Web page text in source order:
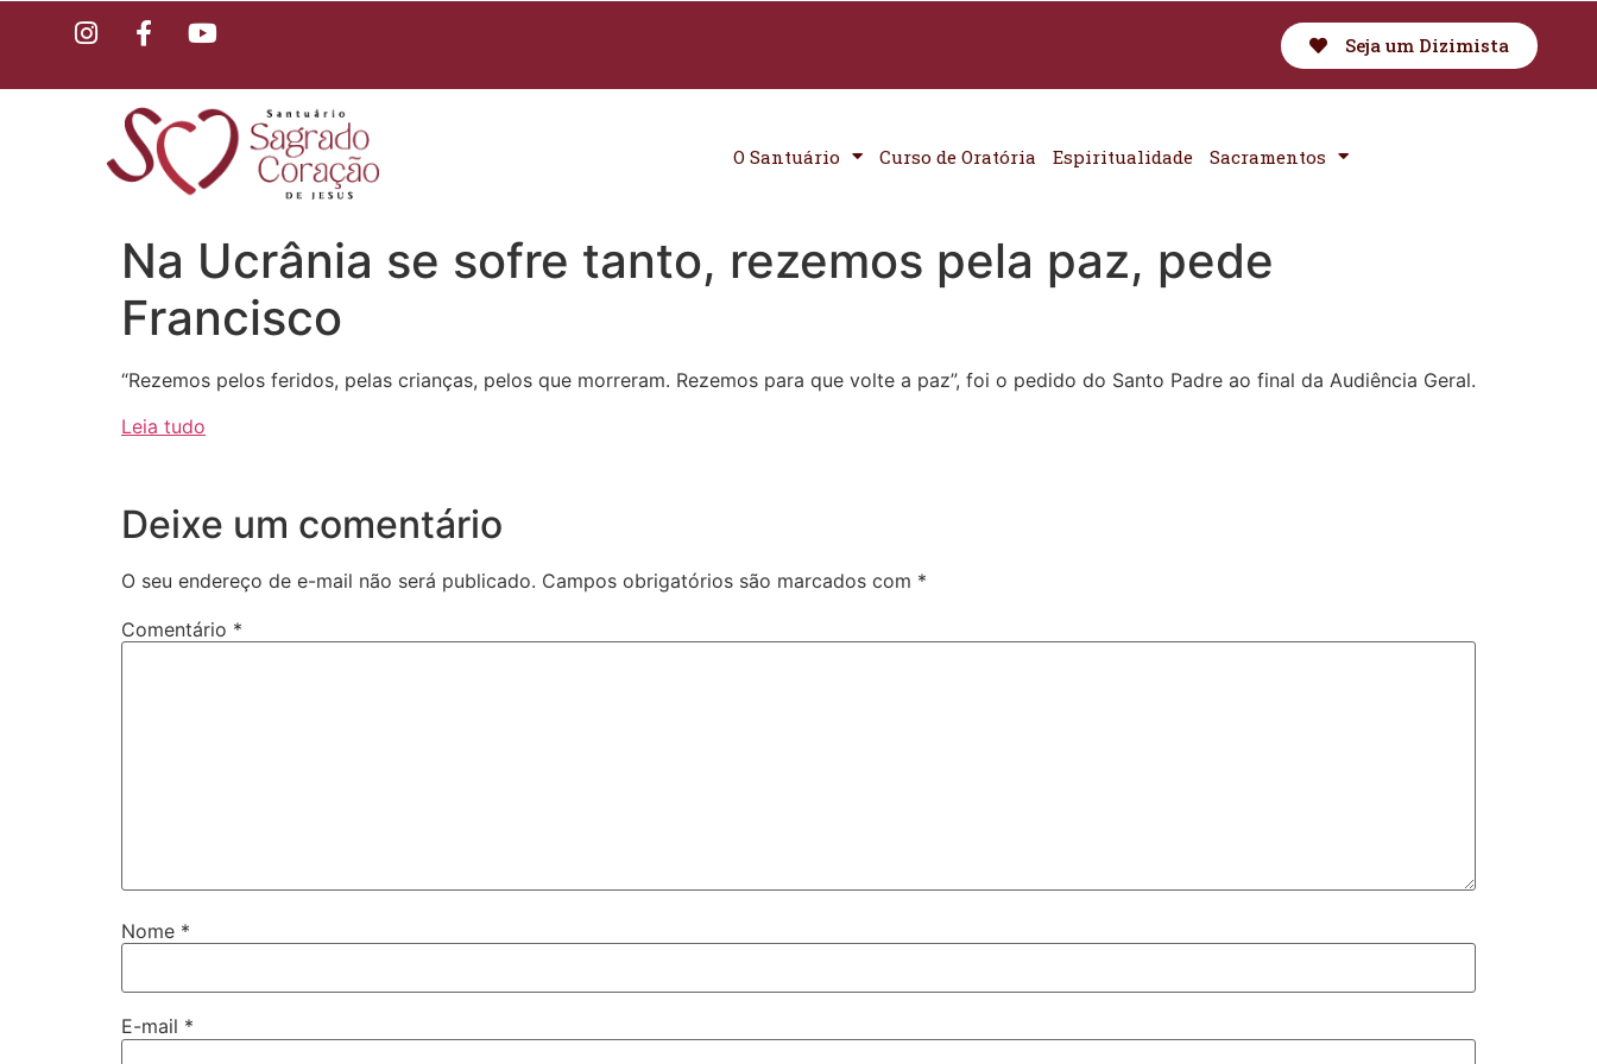
Seja um Dizimista
O Santuário Curso de Oratória Espiritualidade Sacramentos
Na Ucrânia se sofre tanto, rezemos pela paz, pede
Francisco
“Rezemos pelos feridos, pelas crianças, pelos que morreram. Rezemos para que volte a paz”, foi o pedido do Santo Padre ao final da Audiência Geral.
Leia tudo
Deixe um comentário
O seu endereço de e-mail não será publicado. Campos obrigatórios são marcados com *
Comentário *
Nome *
E-mail *